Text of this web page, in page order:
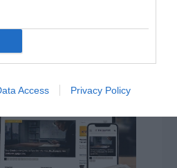
Access Privacy Policy